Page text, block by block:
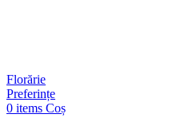
Florărie
Preferințe
0 items Coș